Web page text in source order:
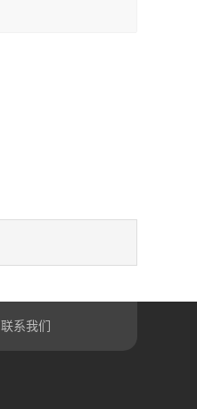
联系我们